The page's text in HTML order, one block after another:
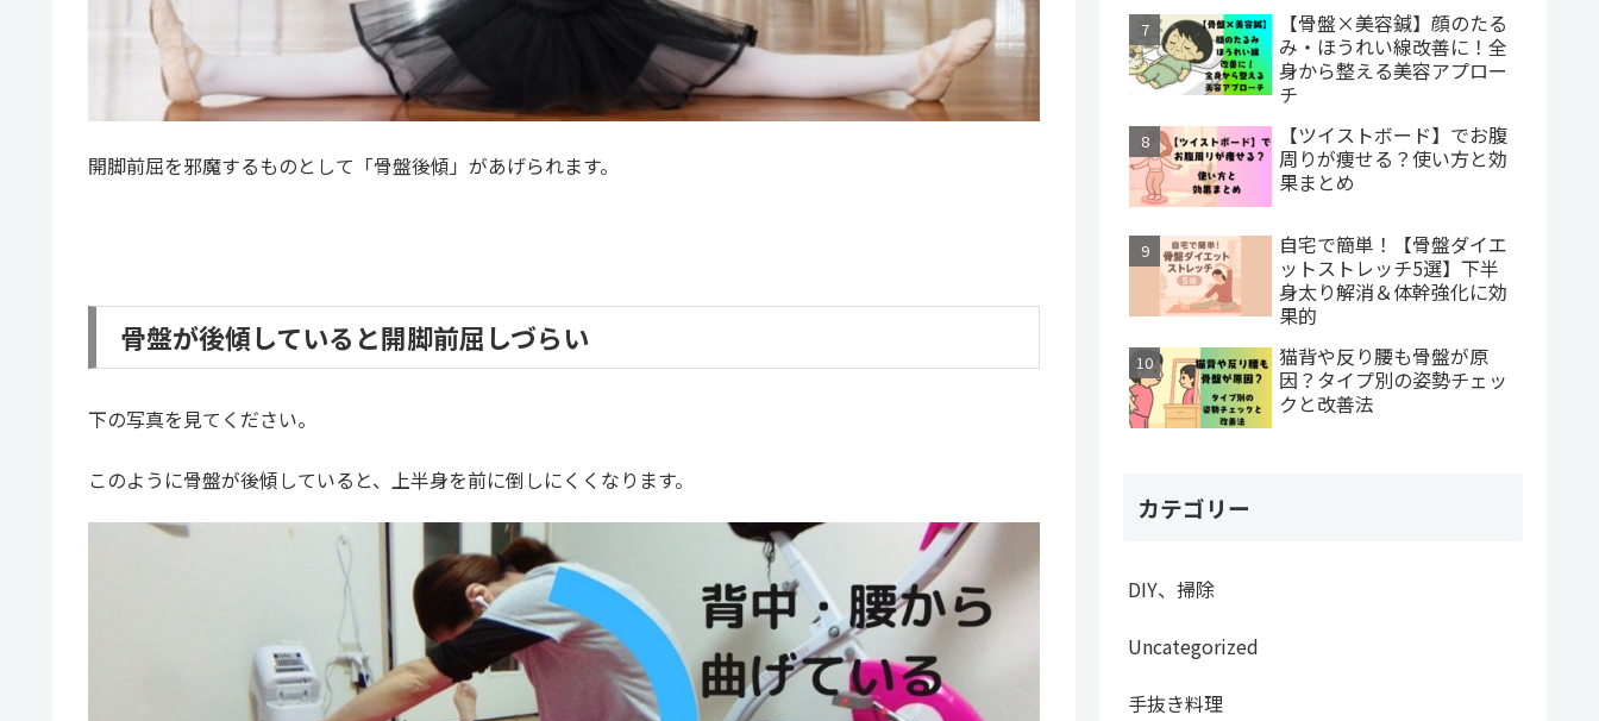
開脚前屈を邪魔するものとして「骨盤後傾」があげられます。
骨盤が後傾していると開脚前屈しづらい
下の写真を見てください。
このように骨盤が後傾していると、上半身を前に倒しにくくなります。
【骨盤×美容鍼】顔のたる
み・ほうれい線改善に！全
身から整える美容アプロー
チ
【ツイストボード】でお腹
周りが痩せる？使い方と効
果まとめ
自宅で簡単！【骨盤ダイエ
ットストレッチ5選】下半
身太り解消＆体幹強化に効
果的
猫背や反り腰も骨盤が原
因？タイプ別の姿勢チェッ
クと改善法
カテゴリー
DIY、掃除
Uncategorized
手抜き料理